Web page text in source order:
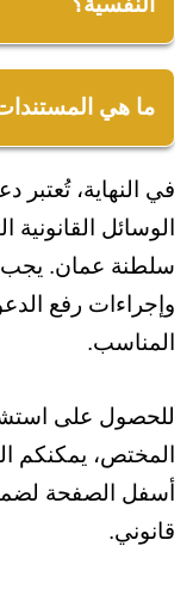
القانون
المدعي.
ما هي
1. نسخة من الهوية الشخصية.
2. تقرير يثبت
تقدير خسائر).
3. مستندات
والضرر.
في النهاية،
الوسائل
سلطنة عمان. يجب
وإجراءات رفع
المناسب.
للحصول على
المختص، يمكنكم
أسفل الصفحة
قانوني.